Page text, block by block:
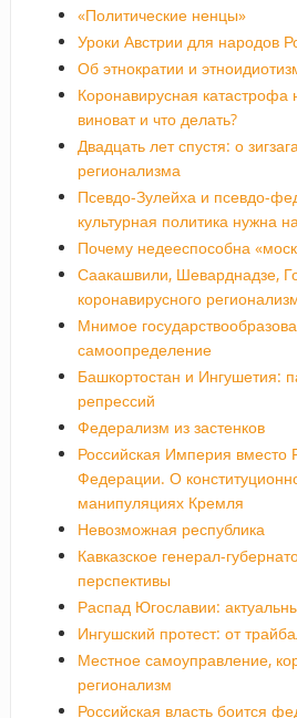
«Политические ненцы»
Уроки Австрии для народов
Об этнократии и
Коронавирусная катастрофа
виноват и что делать?
Двадцать лет спустя: о
регионализма
Псевдо-Зулейха и псевдо-
культурная политика нужна
Почему недееспособна
Саакашвили, Шеварднадзе,
коронавирусного
Мнимое
самоопределение
Башкортостан и Ингушетия:
репрессий
Федерализм из застенков
Российская Империя вместо
Федерации. О
манипуляциях Кремля
Невозможная республика
Кавказское генерал-
перспективы
Распад Югославии:
Ингушский протест: от
Местное самоуправление,
регионализм
Российская власть боится